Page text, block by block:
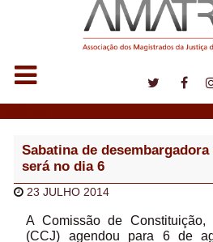
Sabatina de
será no dia 6
23 JULHO 2014
A Comissão de
(CCJ) agendou para 6 de